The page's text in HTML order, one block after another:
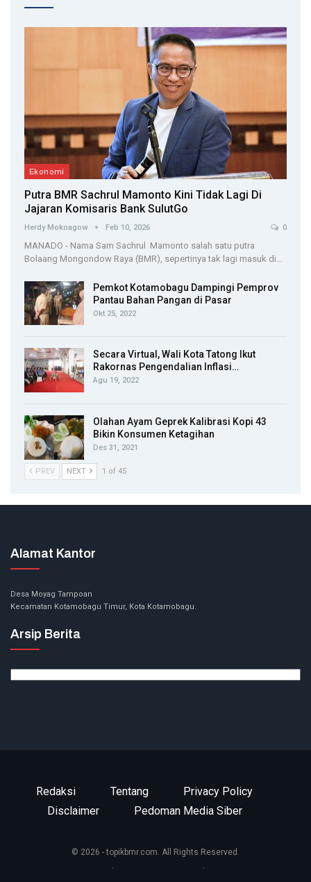
Ekonomi
Putra BMR Sachrul Mamonto Kini Tidak Lagi Di
Jajaran Komisaris Bank SulutGo
Herdy Mokoagow Feb 10, 2026 0
MANADO - Nama Sam Sachrul Mamonto salah satu putra
Bolaang Mongondow Raya (BMR), sepertinya tak lagi masuk di…
Pemkot Kotamobagu Dampingi Pemprov
Pantau Bahan Pangan di Pasar
Okt 25, 2022
Secara Virtual, Wali Kota Tatong Ikut
Rakornas Pengendalian Inflasi…
Agu 19, 2022
Olahan Ayam Geprek Kalibrasi Kopi 43
Bikin Konsumen Ketagihan
Des 31, 2021
PREV NEXT 1 of 45
Alamat Kantor
Desa Moyag Tampoan
Kecamatan Kotamobagu Timur, Kota Kotamobagu.
Arsip Berita
Redaksi Tentang
Privacy Policy
Disclaimer
Pedoman Media Siber
© 2026 - topikbmr.com. All Rights Reserved.